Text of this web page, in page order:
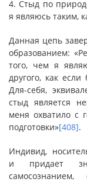
4. Стыд по
я являюсь таким,
Данная цепь
образованием:
того, чем я
другого, как
Для-себя,
стыд является
меня охватило с
подготовки»[408].
Индивид,
и придает
самосознанием,